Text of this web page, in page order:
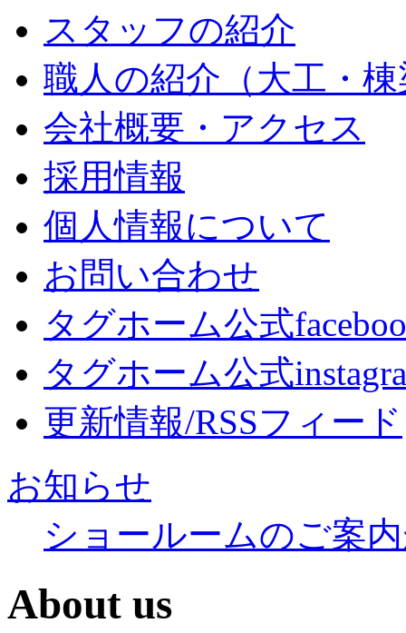
スタッフの紹介
職人の紹介（大工・
会社概要・アクセス
採用情報
個人情報について
お問い合わせ
タグホーム公式
タグホーム公式
更新情報/RSSフィード
お知らせ
ショールームのご案
About us